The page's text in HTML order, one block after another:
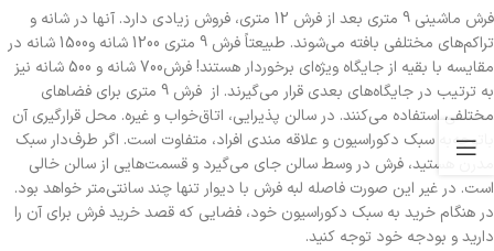
فرش ماشینی 9 متری بعد از فرش 12 متری، فروش زیادی دارد. آنها در شانه‌ و
تراکم‌های مختلفی بافته می‌شوند. طبیعتاً فرش 9 متری 1200 شانه و1500 شانه در
مقایسه با بقیه از جایگاه ویژه‌ای برخوردار هستند! فرش700 شانه و 500 شانه نیز
به ترتیب در جایگاه‌های بعدی قرار می‌گیرند. از فرش 9 متری برای فضاهای
مختلفی استفاده می‌کنند. در سالن پذیرایی، اتاق‌خواب و غیره. محل قرارگیری آن
باتوجه‌به سبک دکوراسیون و علاقه مندی افراد، متفاوت است. اگر طرف‌دار سبک
مدرن هستید، فرش در وسط سالن جای می‌گیرد و قسمت‌هایی از سالن خالی
است. در غیر این صورت فاصله لبه فرش با دیوار تنها چند سانتی‌متر خواهد بود.
در هنگام خرید به سبک دکوراسیون خود، فضایی که قصد خرید فرش برای آن را
دارید و بودجه خود توجه کنید.